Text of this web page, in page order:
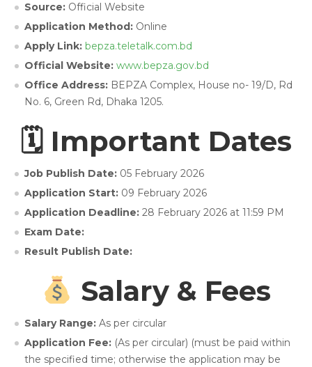
Source: Official Website
Application Method: Online
Apply Link: bepza.teletalk.com.bd
Official Website: www.bepza.gov.bd
Office Address: BEPZA Complex, House no- 19/D, Rd
No. 6, Green Rd, Dhaka 1205.
🗓 Important Dates
Job Publish Date: 05 February 2026
Application Start: 09 February 2026
Application Deadline: 28 February 2026 at 11:59 PM
Exam Date:
Result Publish Date:
Salary & Fees
Salary Range: As per circular
Application Fee: (As per circular) (must be paid within
the specified time; otherwise the application may be